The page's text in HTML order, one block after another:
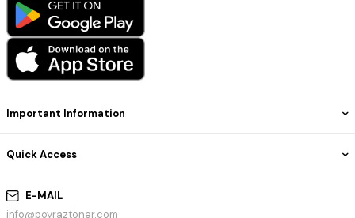
E-MAIL
info@poyraztoner.com
Important Information
Quick Access